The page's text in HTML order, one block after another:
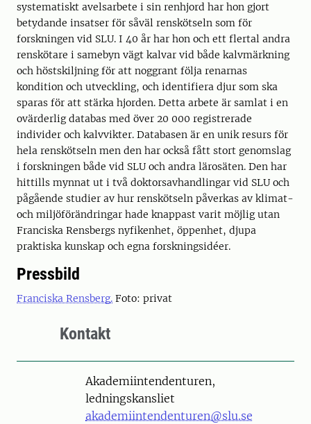
systematiskt avelsarbete i sin renhjord har hon gjort
betydande insatser för såväl renskötseln som för
forskningen vid SLU. I 40 år har hon och ett flertal andra
renskötare i samebyn vägt kalvar vid både kalvmärkning
och höstskiljning för att noggrant följa renarnas
kondition och utveckling, och identifiera djur som ska
sparas för att stärka hjorden. Detta arbete är samlat i en
ovärderlig databas med över 20 000 registrerade
individer och kalvvikter. Databasen är en unik resurs för
hela renskötseln men den har också fått stort genomslag
i forskningen både vid SLU och andra lärosäten. Den har
hittills mynnat ut i två doktorsavhandlingar vid SLU och
pågående studier av hur renskötseln påverkas av klimat-
och miljöförändringar hade knappast varit möjlig utan
Franciska Rensbergs nyfikenhet, öppenhet, djupa
praktiska kunskap och egna forskningsidéer.
Pressbild
Franciska Rensberg. Foto: privat
Kontakt
Akademiintendenturen,
ledningskansliet
akademiintendenturen@slu.se